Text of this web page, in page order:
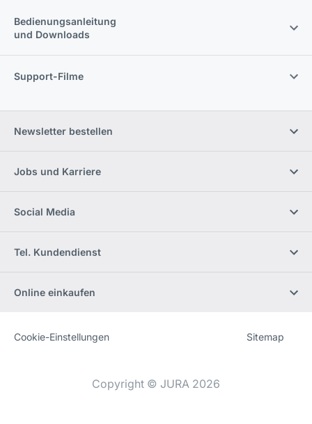
Bedienungsanleitung
und Downloads
Support-Filme
Newsletter bestellen
Jobs und Karriere
Social Media
Tel. Kundendienst
Online einkaufen
Website
[Website
Cookie-Einstellungen Sitemap
Copyright © JURA 2026